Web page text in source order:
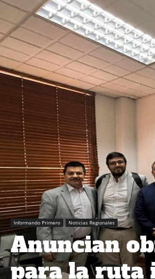
Informando Primero Noticias Regionales
Anuncian
para la ruta